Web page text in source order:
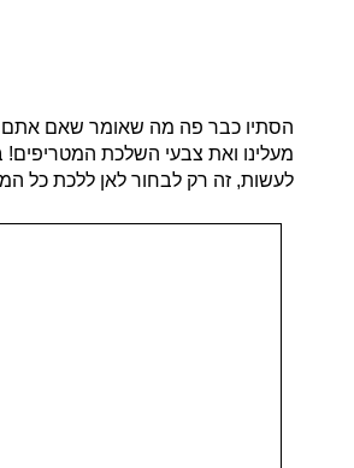
הסתיו כבר פה מה שאומר שאם אתם
מעלינו ואת צבעי השלכת
לעשות, זה רק לבחור לאן ללכת כל